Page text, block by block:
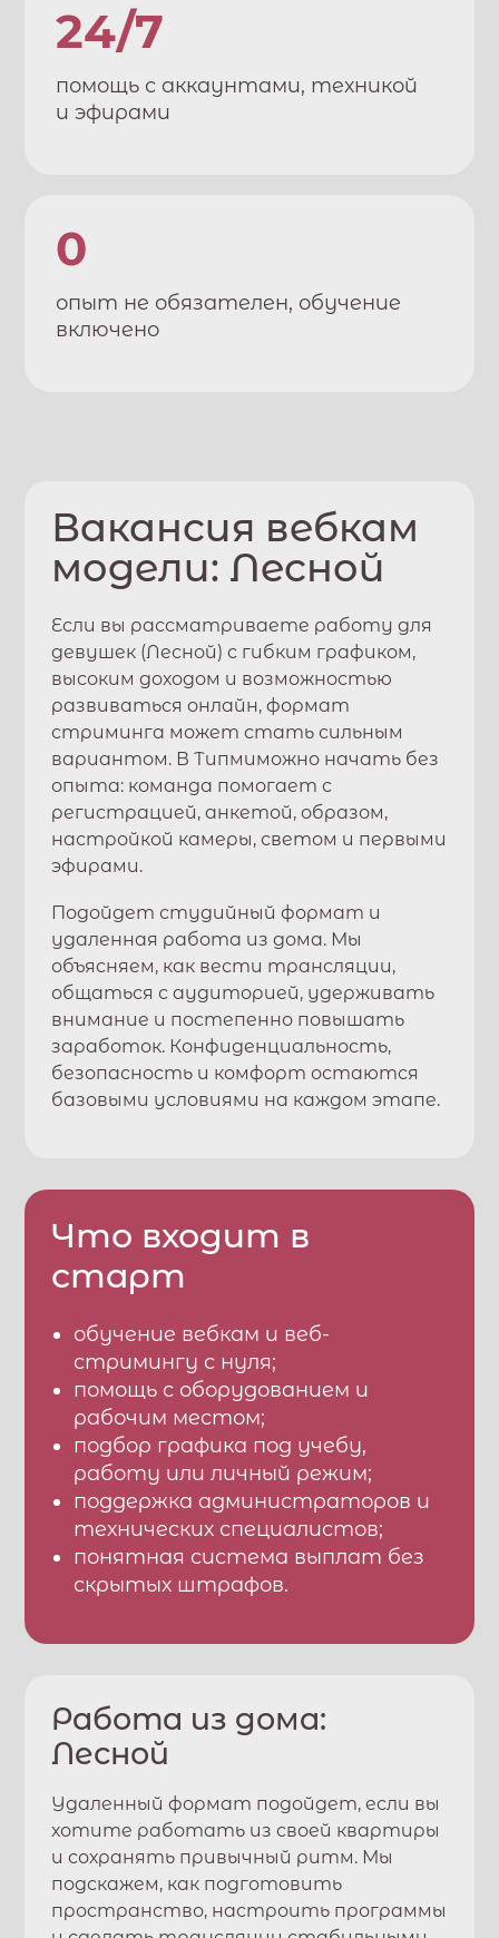
24/7
помощь с аккаунтами, техникой
и эфирами
0
опыт не обязателен, обучение
включено
Вакансия вебкам
модели: Лесной
Если вы рассматриваете работу для
девушек (Лесной) с гибким графиком,
высоким доходом и возможностью
развиваться онлайн, формат
стриминга может стать сильным
вариантом. ВТипмиможно начать без
опыта: команда помогает с
регистрацией, анкетой, образом,
настройкой камеры, светом и первыми
эфирами.
Подойдет студийный формат и
удаленная работа из дома. Мы
объясняем, как вести трансляции,
общаться с аудиторией, удерживать
внимание и постепенно повышать
заработок. Конфиденциальность,
безопасность и комфорт остаются
базовыми условиями на каждом этапе.
Что входит в
старт
обучение вебкам и веб-
стримингу с нуля;
помощь с оборудованием и
рабочим местом;
подбор графика под учебу,
работу или личный режим;
поддержка администраторов и
технических специалистов;
понятная система выплат без
скрытых штрафов.
Работа из дома:
Лесной
Удаленный формат подойдет, если вы
хотите работать из своей квартиры
и сохранять привычный ритм. Мы
подскажем, как подготовить
пространство, настроить программы